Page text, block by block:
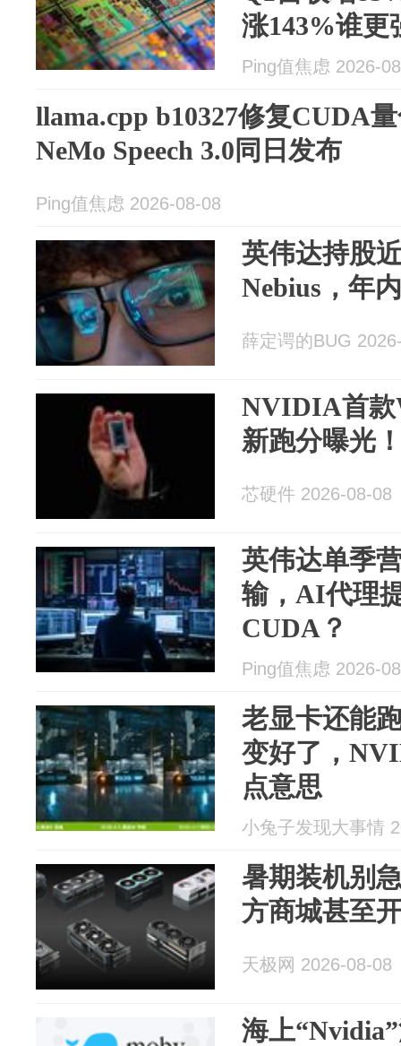
涨143%谁更
Ping值焦虑 2026-
llama.cpp b10327修复CUDA
NeMo Speech 3.0同日发布
Ping值焦虑 2026-08-08
英伟达持股
Nebius，年
薛定谔的BUG
NVIDIA首款
新跑分曝光
芯硬件 2026-08-08
英伟达单季
输，AI代理
CUDA？
Ping值焦虑 2026-
老显卡还能
变好了，
点意思
小兔子发现大事情
暑期装机别
方商城甚至
天极网 2026-08-08
海上